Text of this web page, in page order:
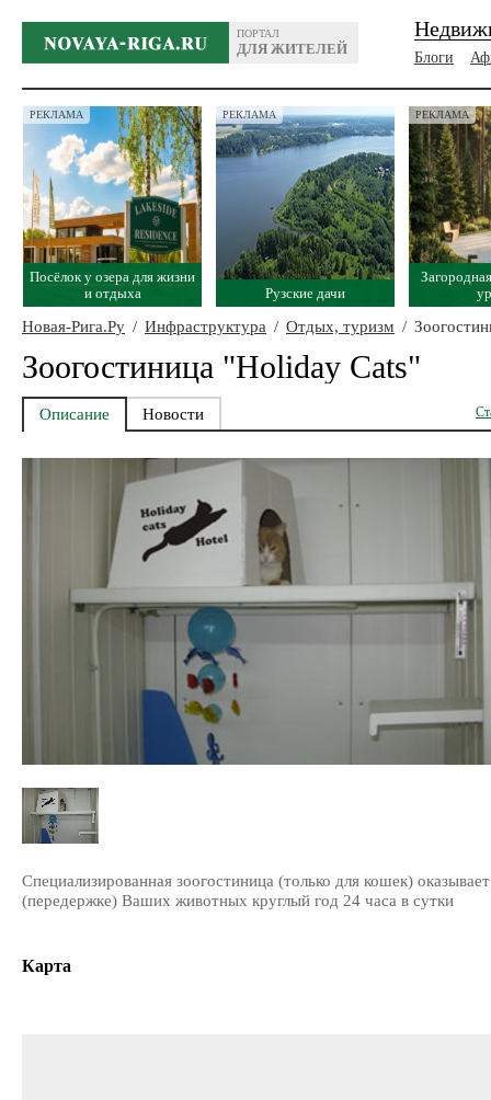
ПОРТАЛ
ДЛЯ ЖИТЕЛЕЙ
Блоги
РЕКЛАМА
Посёлок у озера для жизни
и отдыха
РЕКЛАМА
Рузские дачи
РЕКЛАМА
Новая-Рига.Ру / Инфраструктура / Отдых, туризм /
Зоогостиница "Holiday Cats"
Описание Новости
Специализированная зоогостиница (только для кошек)
(передержке) Ваших животных круглый год 24 часа в сутки
Карта